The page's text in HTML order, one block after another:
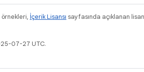
örnekleri, İçerik Lisansı sayfasında açıklanan
07-27 UTC.